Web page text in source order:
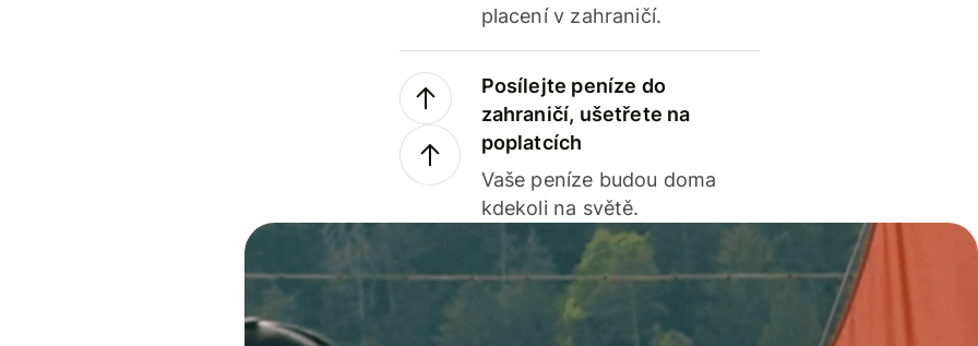
placení v zahraničí.
Posílejte peníze do
zahraničí, ušetřete na
poplatcích
Vaše peníze budou doma
kdekoli na světě.